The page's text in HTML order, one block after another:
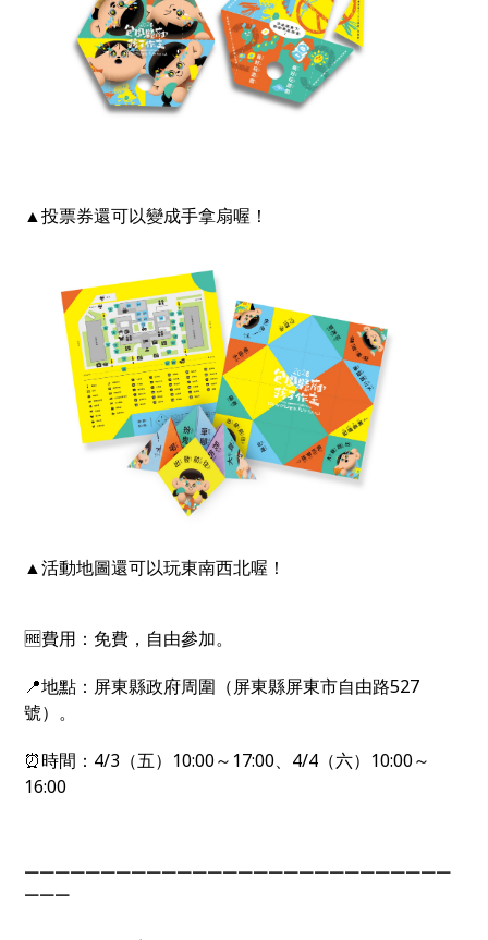
▲投票券還可以變成手拿扇喔！​
▲活動地圖還可以玩東南西北喔！​
🆓費用：免費，自由參加。
📍地點：屏東縣政府周圍（屏東縣屏東市自由路527
號）。
⏰時間：4/3（五）10:00～17:00、4/4（六）10:00～
16:00
￣￣￣￣￣￣￣￣￣￣￣￣￣￣￣￣￣￣￣￣￣￣￣￣￣￣￣￣
￣￣￣